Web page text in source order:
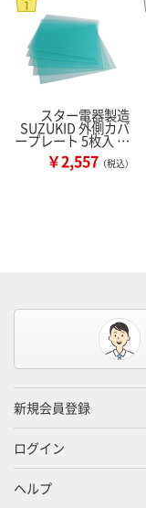
スター電器製造
SUZUKID 外側カバ
ープレート 5枚入 …
￥2,557 （税込）
新規会員登録
ログイン
ヘルプ